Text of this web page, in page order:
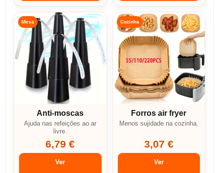
Mesa
Anti-moscas
Ajuda nas refeições ao ar
livre.
6,79 €
Ver
Cozinha
Forros air fryer
Menos sujidade na cozinha.
3,07 €
Ver